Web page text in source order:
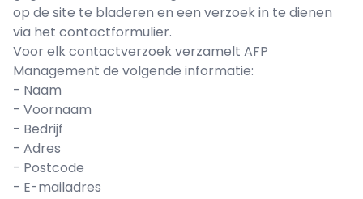
op de site te bladeren en een verzoek in te dienen
via het contactformulier.
Voor elk contactverzoek verzamelt AFP
Management de volgende informatie:
- Naam
- Voornaam
- Bedrijf
- Adres
- Postcode
- E-mailadres